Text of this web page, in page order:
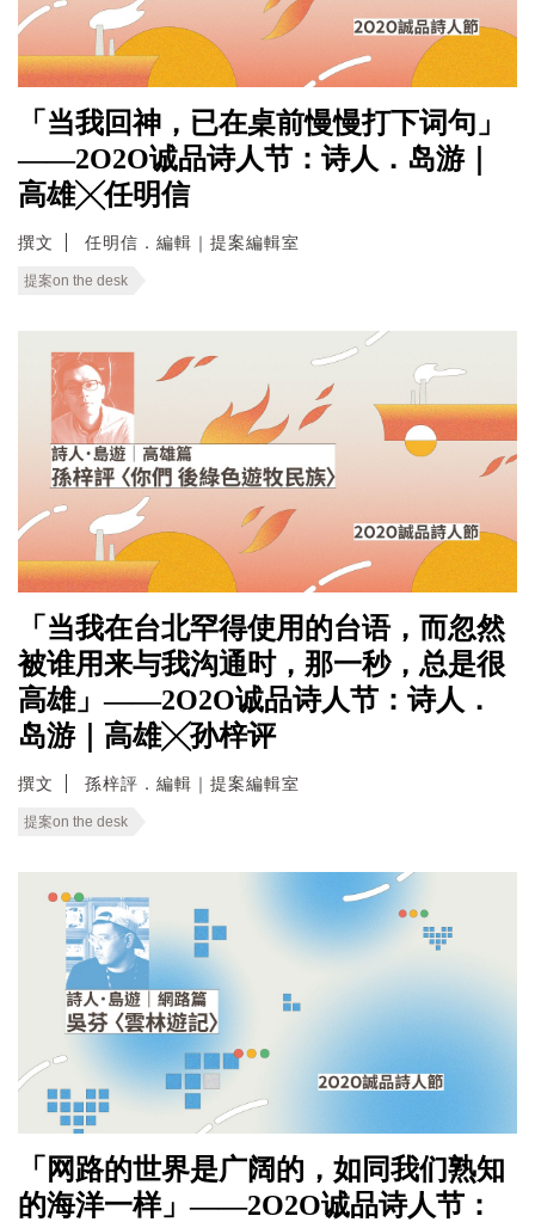
「当我回神，已在桌前慢慢打下词句」
——2O2O诚品诗人节：诗人．岛游｜
高雄╳任明信
撰文 任明信．編輯｜提案編輯室
提案on the desk
「当我在台北罕得使用的台语，而忽然
被谁用来与我沟通时，那一秒，总是很
高雄」——2O2O诚品诗人节：诗人．
岛游｜高雄╳孙梓评
撰文 孫梓評．編輯｜提案編輯室
提案on the desk
「网路的世界是广阔的，如同我们熟知
的海洋一样」——2O2O诚品诗人节：